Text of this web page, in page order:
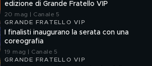
edizione di Grande Fratello VIP
20 mag | Canale 5
GRANDE FRATELLO VIP
I finalisti inaugurano la serata con una
coreografia
19 mag | Canale 5
GRANDE FRATELLO VIP